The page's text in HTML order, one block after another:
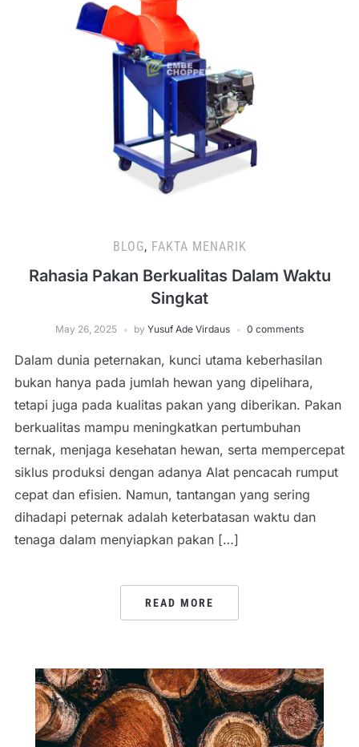
BLOG, FAKTA MENARIK
Rahasia Pakan Berkualitas Dalam Waktu
Singkat
May 26, 2025 by Yusuf Ade Virdaus 0 comments
Dalam dunia peternakan, kunci utama keberhasilan
bukan hanya pada jumlah hewan yang dipelihara,
tetapi juga pada kualitas pakan yang diberikan. Pakan
berkualitas mampu meningkatkan pertumbuhan
ternak, menjaga kesehatan hewan, serta mempercepat
siklus produksi dengan adanya Alat pencacah rumput
cepat dan efisien. Namun, tantangan yang sering
dihadapi peternak adalah keterbatasan waktu dan
tenaga dalam menyiapkan pakan […]
READ MORE